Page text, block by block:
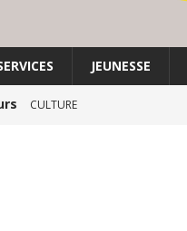
JEUNESSE
CULTURE